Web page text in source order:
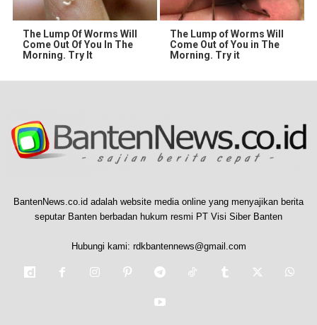
The Lump Of Worms Will
Come Out Of You In The
Morning. Try It
The Lump of Worms Will
Come Out of You in The
Morning. Try it
BantenNews.co.id adalah website media online yang menyajikan berita
seputar Banten berbadan hukum resmi PT Visi Siber Banten
Hubungi kami: rdkbantennews@gmail.com